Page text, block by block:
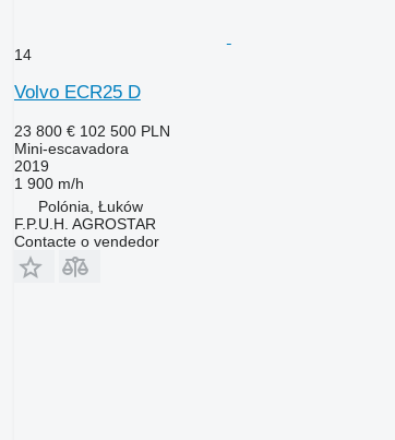
14
Volvo ECR25 D
23 800 € 102 500 PLN
Mini-escavadora
2019
1 900 m/h
Polónia, Łuków
F.P.U.H. AGROSTAR
Contacte o vendedor